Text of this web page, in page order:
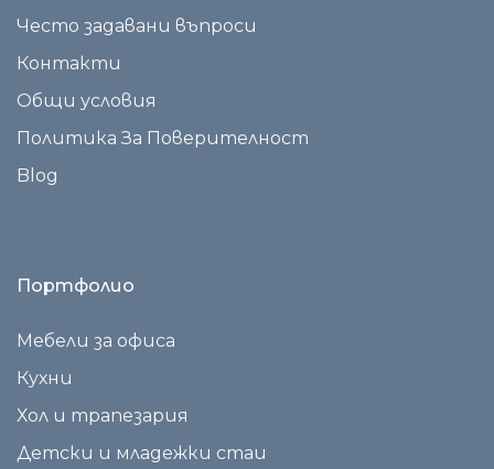
Често задавани въпроси
Контакти
Общи условия
Политика За Поверителност
Blog
Портфолио
Мебели за офиса
Кухни
Хол и трапезария
Детски и младежки стаи